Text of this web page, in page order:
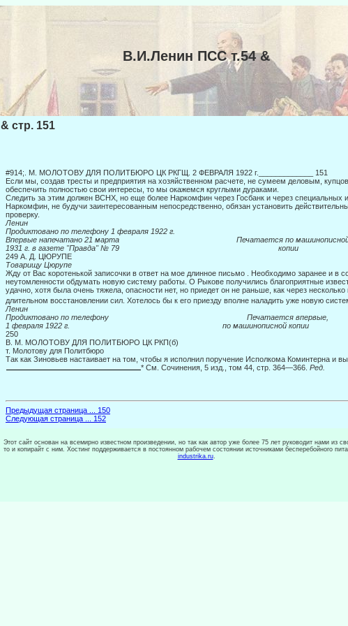
В.И.Ленин ПСС т.54 &
& стр. 151
#914;. Μ. МОЛОТОВУ ДЛЯ ПОЛИТБЮРО ЦК РКГЩ. 2 ФЕВРАЛЯ 1922 г._____________ 151
Если мы, создав тресты и предприятия на хозяйственном расчете, не сумеем дело­вым,
обеспечить полностью свои интересы, то мы окажемся круглыми дураками.
Следить за этим должен ВСНХ, но еще более Наркомфин через Госбанк и через спе­циальных
Наркомфин, не будучи заинтересованным непо­средственно, обязан установить
проверку.
Ленин
Продиктовано по телефону 1 февраля 1922 г.
Впервые напечатано 21 марта Печатается по
1931 г. в газете "Правда" № 79 копии
249 А. Д. ЦЮРУПЕ
Товарищу Цюрупе
Жду от Вас коротенькой записочки в ответ на мое длинное письмо . Необходимо за­ранее и в
неутомленности обдумать новую систему работы. О Рыко­ве получились благоприятные
удачно, хотя была очень тяже­ла, опасности нет, но приедет он не раньше, как через
длительном восстановлении сил. Хотелось бы к его приезду вполне наладить уже но­вую
Ленин
Продиктовано по телефону Печатается впервые,
1 февраля 1922 г. по машинописной копии
250
В. М. МОЛОТОВУ ДЛЯ ПОЛИТБЮРО ЦК РКП(б)
т. Молотову для Политбюро
Так как Зиновьев настаивает на том, чтобы я исполнил поручение Исполкома Ко­минтерна и
* См. Сочинения, 5 изд., том 44, стр. 364—366. Ред.
Предыдущая страница ... 150
Следующая страница ... 152
Этот сайт основан на всемирно известном произведении, но так как автор уже более 75 лет руководит нами из
то и копирайт с ним. Хостинг поддерживается в постоянном рабочем состоянии источниками бесперебойного
industrika.ru.